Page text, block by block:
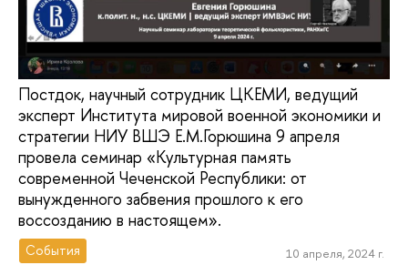
Постдок, научный сотрудник ЦКЕМИ, ведущий
эксперт Института мировой военной экономики и
стратегии НИУ ВШЭ Е.М.Горюшина 9 апреля
провела семинар «Культурная память
современной Чеченской Республики: от
вынужденного забвения прошлого к его
воссозданию в настоящем».
События 10 апреля, 2024 г.